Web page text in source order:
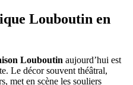
Louboutin en
Louboutin aujourd’hui est
Le décor souvent théâtral,
met en scène les souliers